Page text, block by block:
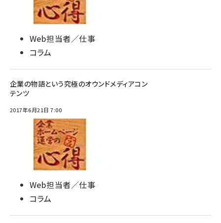
Web担当者／仕事
コラム
企業の物語という究極のオウンドメディアコン
テンツ
2017年6月21日 7:00
Web担当者／仕事
コラム